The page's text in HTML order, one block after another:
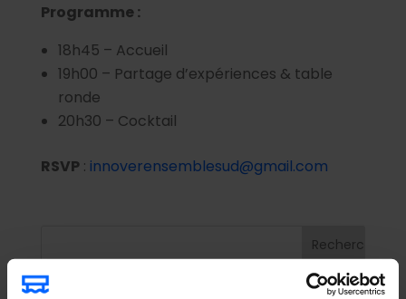
Programme :
18h45 – Accueil
19h00 – Partage d’expériences & table
ronde
20h30 – Cocktail
RSVP: innoverensemblesud@gmail.com